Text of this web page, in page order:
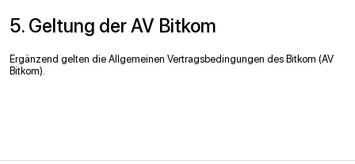
5. Geltung der AV Bitkom
Ergänzend gelten die Allgemeinen Vertragsbedingungen des Bitkom (AV
Bitkom).